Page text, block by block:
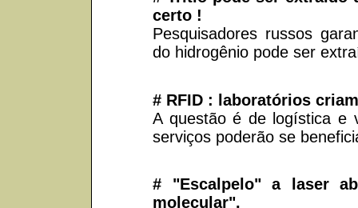
certo !
Pesquisadores russos
do hidrogênio pode ser
# RFID : laboratórios
A questão é de logística e
serviços poderão se
# "Escalpelo" a laser
molecular".